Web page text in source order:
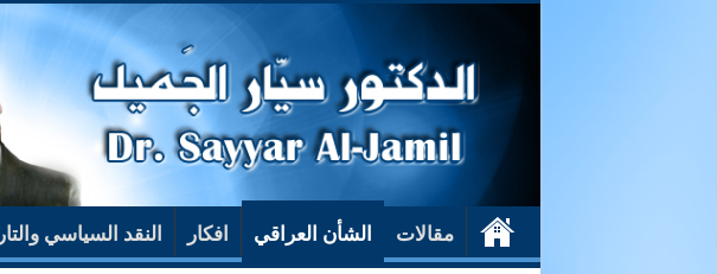
مقالات الشأن العراقي افكار النقد السياسي